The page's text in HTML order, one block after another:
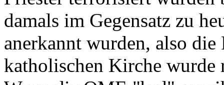
damals im Gegensatz zu
anerkannt wurden, also die
katholischen Kirche wurde